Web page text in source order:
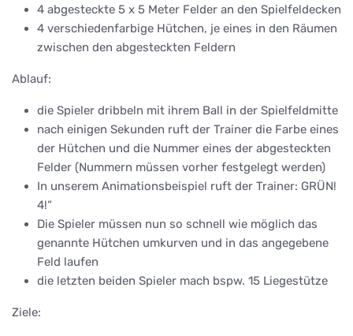
4 abgesteckte 5 x 5 Meter Felder an den Spielfeldecken
4 verschiedenfarbige Hütchen, je eines in den Räumen
zwischen den abgesteckten Feldern
Ablauf:
die Spieler dribbeln mit ihrem Ball in der Spielfeldmitte
nach einigen Sekunden ruft der Trainer die Farbe eines
der Hütchen und die Nummer eines der abgesteckten
Felder (Nummern müssen vorher festgelegt werden)
In unserem Animationsbeispiel ruft der Trainer: GRÜN!
4!“
Die Spieler müssen nun so schnell wie möglich das
genannte Hütchen umkurven und in das angegebene
Feld laufen
die letzten beiden Spieler mach bspw. 15 Liegestütze
Ziele: